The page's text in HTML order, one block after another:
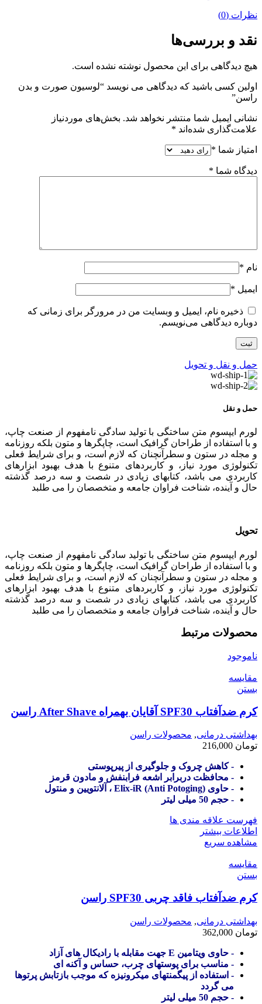
نظرات (0)
نقد و بررسی‌ها
هیچ دیدگاهی برای این محصول نوشته نشده است.
اولین کسی باشید که دیدگاهی می نویسد “لوسیون صورت و بدن
راسن”
نشانی ایمیل شما منتشر نخواهد شد. بخش‌های موردنیاز
علامت‌گذاری شده‌اند *
امتیاز شما *
دیدگاه شما *
نام *
ایمیل *
ذخیره نام، ایمیل و وبسایت من در مرورگر برای زمانی که
دوباره دیدگاهی می‌نویسم.
حمل و نقل و تحویل
حمل و نقل
لورم ایپسوم متن ساختگی با تولید سادگی نامفهوم از صنعت چاپ،
و با استفاده از طراحان گرافیک است، چاپگرها و متون بلکه روزنامه
و مجله در ستون و سطرآنچنان که لازم است، و برای شرایط فعلی
تکنولوژی مورد نیاز، و کاربردهای متنوع با هدف بهبود ابزارهای
کاربردی می باشد، کتابهای زیادی در شصت و سه درصد گذشته
حال و آینده، شناخت فراوان جامعه و متخصصان را می طلبد
تحویل
لورم ایپسوم متن ساختگی با تولید سادگی نامفهوم از صنعت چاپ،
و با استفاده از طراحان گرافیک است، چاپگرها و متون بلکه روزنامه
و مجله در ستون و سطرآنچنان که لازم است، و برای شرایط فعلی
تکنولوژی مورد نیاز، و کاربردهای متنوع با هدف بهبود ابزارهای
کاربردی می باشد، کتابهای زیادی در شصت و سه درصد گذشته
حال و آینده، شناخت فراوان جامعه و متخصصان را می طلبد
محصولات مرتبط
ناموجود
مقایسه
بستن
کرم ضدآفتاب SPF30 آقایان بهمراه After Shave راسن
بهداشتی درمانی, محصولات راسن
تومان
- کاهش چروک و جلوگیری از پیرپوستی
- محافظت دربرابر اشعه فرابنفش و مادون قرمز
- حاوی (Anti Potoging) Elix-iR ، آلانتویین و منتول
- حجم 50 میلی لیتر
فهرست علاقه مندی ها
اطلاعات بیشتر
مشاهده سریع
مقایسه
بستن
کرم ضدآفتاب فاقد چربی SPF30 راسن
بهداشتی درمانی, محصولات راسن
تومان
- حاوی ویتامین E جهت مقابله با رادیکال های آزاد
- مناسب برای پوستهای چرب، حساس و آکنه ای
- استفاده از پیگمنتهای میکرونیزه که موجب بازتابش پرتوها
می گردد
- حجم 50 میلی لیتر